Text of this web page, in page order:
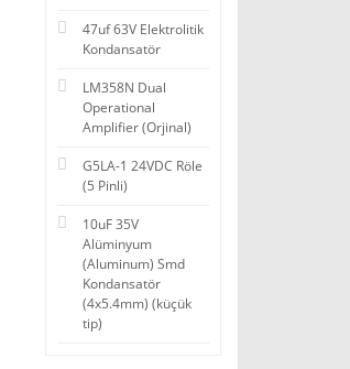
47uf 63V Elektrolitik
Kondansatör
LM358N Dual
Operational
Amplifier (Orjinal)
G5LA-1 24VDC Röle
(5 Pinli)
10uF 35V
Alüminyum
(Aluminum) Smd
Kondansatör
(4x5.4mm) (küçük
tip)